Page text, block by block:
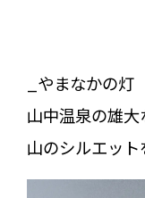
_やまなかの灯
山中温泉の雄
山のシルエット